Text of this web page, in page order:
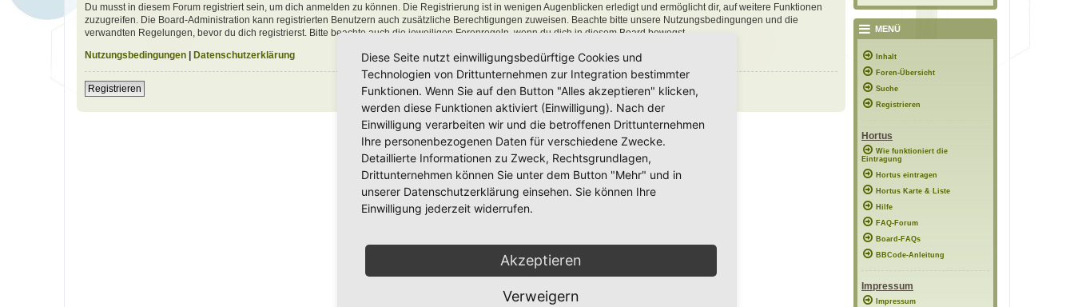
Du musst in diesem Forum registriert sein, um dich anmelden zu können. Die Registrierung ist in wenigen Augenblicken erledigt und ermöglicht dir, auf weitere Funktionen
zuzugreifen. Die Board-Administration kann registrierten Benutzern auch zusätzliche Berechtigungen zuweisen. Beachte bitte unsere Nutzungsbedingungen und die
verwandten Regelungen, bevor du dich registrierst. Bitte beachte auch die jeweiligen Forenregeln, wenn du dich in diesem Board bewegst.
Nutzungsbedingungen | Datenschutzerklärung
Registrieren
MENÜ
Inhalt
Foren-Übersicht
Suche
Registrieren
Hortus
Wie funktioniert die
Eintragung
Hortus eintragen
Hortus Karte & Liste
Hilfe
FAQ-Forum
Board-FAQs
BBCode-Anleitung
Impressum
Impressum
Diese Seite nutzt einwilligungsbedürftige Cookies und
Technologien von Drittunternehmen zur Integration bestimmter
Funktionen. Wenn Sie auf den Button "Alles akzeptieren" klicken,
werden diese Funktionen aktiviert (Einwilligung). Nach der
Einwilligung verarbeiten wir und die betroffenen Drittunternehmen
Ihre personenbezogenen Daten für verschiedene Zwecke.
Detaillierte Informationen zu Zweck, Rechtsgrundlagen,
Drittunternehmen können Sie unter dem Button "Mehr" und in
unserer Datenschutzerklärung einsehen. Sie können Ihre
Einwilligung jederzeit widerrufen.
Akzeptieren
Verweigern